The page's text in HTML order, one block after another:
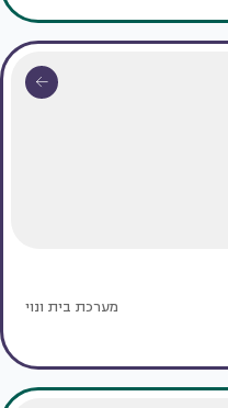
מערכת בית ונוי